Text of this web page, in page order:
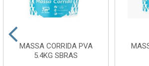
MASSA CORRIDA PVA
5.4KG SBRAS